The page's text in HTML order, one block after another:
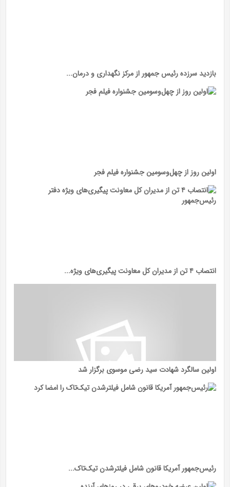
بازدید سرزده رئیس جمهور از مرکز نگهداری و درمان...
اولین روز از چهل‌وسومین جشنواره فیلم فجر
انتصاب ۴ تن از مدیران کل معاونت پیگیری‌های ویژه...
اولین سالگرد شهادت سید رضی موسوی برگزار شد
رئیس‌جمهور آمریکا قانون شامل فیلترشدن تیک‌تاک...